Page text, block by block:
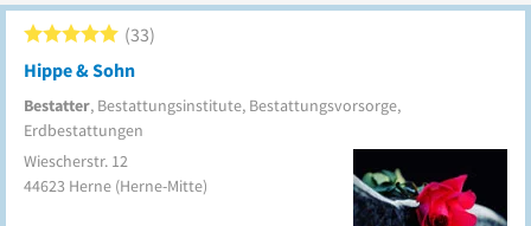
Hippe & Sohn
Bestatter, Bestattungsinstitute, Bestattungsvorsorge,
Erdbestattungen
33
Wiescherstr. 12
44623 Herne (Herne-Mitte)